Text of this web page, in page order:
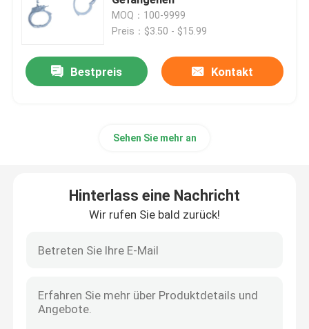
Taktischer ballistischer Sturzhelm
Militärische ballistische Platten
Taktischer Gang im Freien
Kampf-taktische Stiefel
Kampf-taktische Weste
MOQ：100-9999
Preis：$3.50 - $15.99
Bestpreis Kontakt
Sehen Sie mehr an
Hinterlass eine Nachricht
Wir rufen Sie bald zurück!